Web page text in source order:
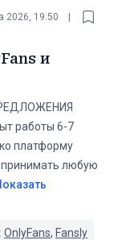
2026, 19:50
и
работы 6-7
платформу
принимать любую
OnlyFans, Fansly